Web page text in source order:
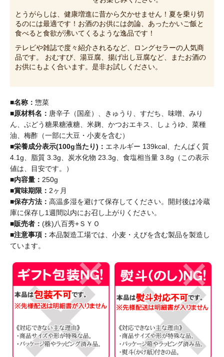
とうがらしは、健康増進に昔から欠かせません！夏を乗り切
るのには最適です！お酒のお供には勿論、あったかいご飯と
食べると食欲が沸いてくるような逸品です！
テレビや雑誌で度々紹介されるなど、ロングセラーの人気商
品です。 おむすび、湯豆腐、揚げ出し豆腐など、またお酒の
お供にもよく合います。是非お試しください。
■名称： 惣菜
■原材料名： 唐辛子（国産）、きゅうり、すだち、味噌、みり
ん、ぶどう糖果糖液糖、米麹、かつおエキス、しょうゆ、菜種
油、梅酢（一部に大豆・小麦を含む）
■栄養成分表示(100g当たり)： エネルギー 139kcal、たんぱく質
4.1g、脂質 3.3g、炭水化物 23.3g、食塩相当量 3.8g（この表示
値は、目安です。）
■内容量： 250g
■賞味期限： 2ヶ月
■保存方法： 高温多湿を避けて保存してください。開封後は冷蔵
庫に保存し1週間以内にお召し上がりください。
■販売者： (株)八百秀+ＳＹＯ
■注意事項： 本品製造工場では、小麦・えびを含む製品を製造し
ています。